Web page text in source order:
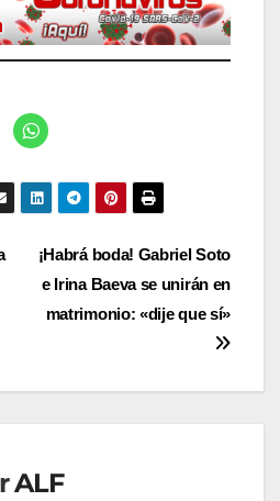
¡Habrá boda! Gabriel Soto
e Irina Baeva se unirán en
matrimonio: «dije que sí»
ALF